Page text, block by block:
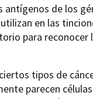
antígenos de los
en las
para reconocer
tipos de
parecen